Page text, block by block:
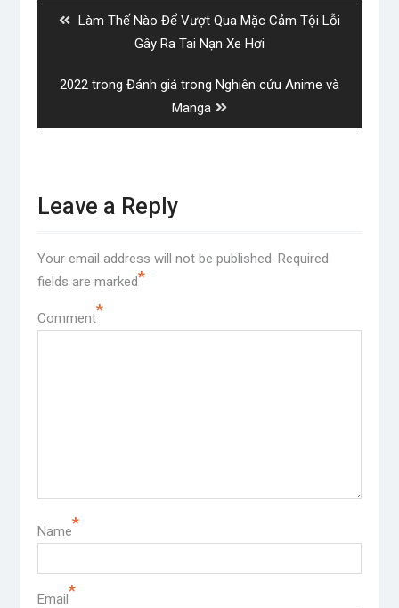
Previous
Làm Thế Nào Để Vượt Qua Mặc Cảm Tội Lỗi
Gây Ra Tai Nạn Xe Hơi
Next
2022 trong Đánh giá trong Nghiên cứu Anime và
Manga
Leave a Reply
Your email address will not be published. Required
fields are marked*
Comment*
Name*
Email*